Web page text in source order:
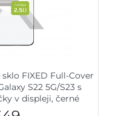
FIXED Full-Cover
S22 5G/S23 s
v displeji, černé